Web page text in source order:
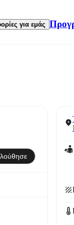
για εμάς